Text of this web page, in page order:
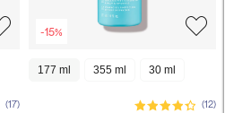
(17)
-15%
177 ml 355 ml 30 ml
(12)